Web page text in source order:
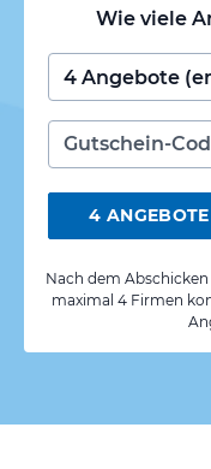
Wie viele
4
Nach dem
maximal 4 Firmen